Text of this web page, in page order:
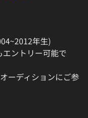
年生)
ントリー可能で
ーディションにご参